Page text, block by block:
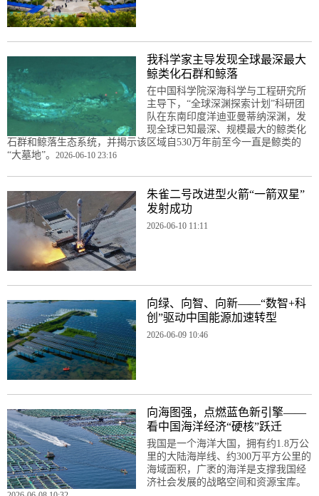
我科学家主导发现全球最深最大
鲸类化石群和鲸落
在中国科学院深海科学与工程研究所
主导下，“全球深渊探索计划”科研团
队在东南印度洋迪亚曼蒂纳深渊，发
现全球已知最深、规模最大的鲸类化
石群和鲸落生态系统，并揭示该区域自530万年前至今一直是鲸类的
“大墓地”。 2026-06-10 23:16
朱雀二号改进型火箭“一箭双星”
发射成功
2026-06-10 11:11
向绿、向智、向新——“数智+科
创”驱动中国能源加速转型
2026-06-09 10:46
向海图强，点燃蓝色新引擎——
看中国海洋经济“硬核”跃迁
我国是一个海洋大国，拥有约1.8万公
里的大陆海岸线、约300万平方公里的
海域面积，广袤的海洋是支撑我国经
济社会发展的战略空间和资源宝库。